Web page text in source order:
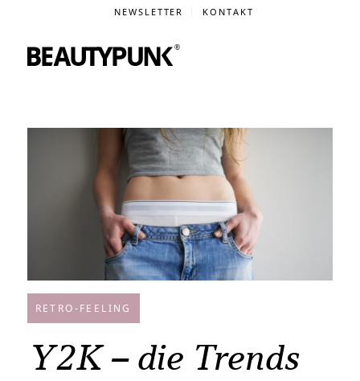
NEWSLETTER KONTAKT
RETRO-FEELING
Y2K – die Trends